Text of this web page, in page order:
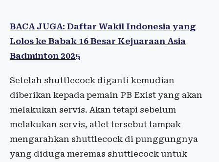
BACA JUGA: Daftar Wakil Indonesia yang
Lolos ke Babak 16 Besar Kejuaraan Asia
Badminton 2025
Setelah shuttlecock diganti kemudian
diberikan kepada pemain PB Exist yang akan
melakukan servis. Akan tetapi sebelum
melakukan servis, atlet tersebut tampak
mengarahkan shuttlecock di punggungnya
yang diduga meremas shuttlecock untuk